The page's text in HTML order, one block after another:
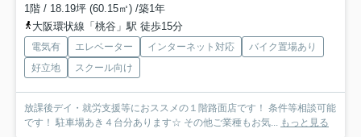
1階 / 18.19坪 (60.15㎡) /築1年
大阪環状線「桃谷」駅 徒歩15分
電気有 エレベーター インターネット対応
バイク置場あり
好立地
スクール向け
放課後デイ・就労支援等におススメの１階路面店です！ 条件等相談可能
です！ 駐車場あき４台分あります☆ その他ご業種もお気...
もっと見る